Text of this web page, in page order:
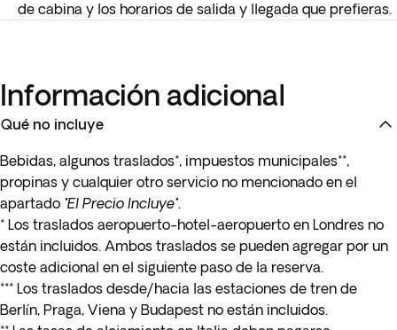
de cabina y los horarios de salida y llegada que prefieras.
Información adicional
Qué no incluye
Bebidas, algunos traslados*, impuestos municipales**,
propinas y cualquier otro servicio no mencionado en el
apartado "El Precio Incluye".
* Los traslados aeropuerto-hotel-aeropuerto en Londres no
están incluidos. Ambos traslados se pueden agregar por un
coste adicional en el siguiente paso de la reserva.
*** Los traslados desde/hacia las estaciones de tren de
Berlín, Praga, Viena y Budapest no están incluidos.